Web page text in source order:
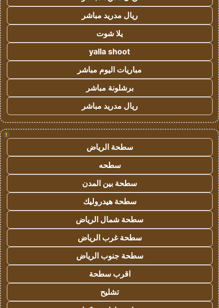
ريال مدريد مباشر
يلا شوت
yalla shoot
مباريات اليوم مباشر
برشلونة مباشر
ريال مدريد مباشر
!
سطحة الرياض
سطحه
سطحة بين المدن
سطحة هيدروليك
سطحة شمال الرياض
سطحة غرب الرياض
سطحة جنوب الرياض
اقرب سطحة
تشليح